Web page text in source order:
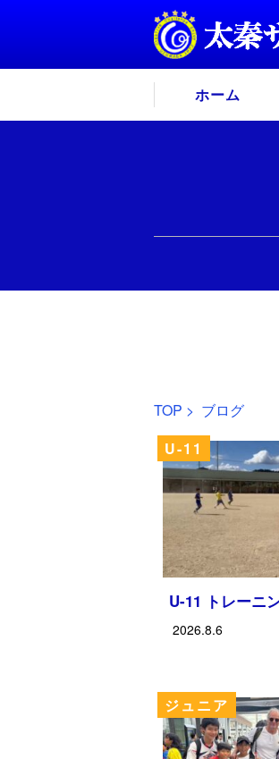
ホーム
TOP > ブログ
U-11
U-11 トレーニ
2026.8.6
ジュニア